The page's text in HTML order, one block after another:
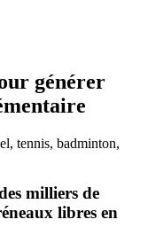
générer
tennis, badminton,
milliers de
libres en